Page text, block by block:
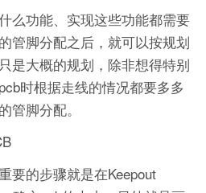
么功能、实现这些功能都需要
管脚分配之后，就可以按规划
是大概的规划，除非想得特别
时根据走线的情况都要多多
管脚分配。
要的步骤就是在Keepout